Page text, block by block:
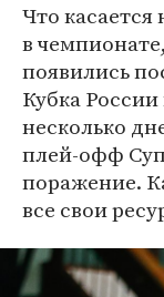
Что
в
появились
Кубка
несколько
плей-офф
поражение.
все свои